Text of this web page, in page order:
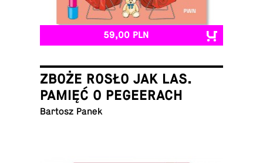
59,00 PLN
ZBOŻE ROSŁO JAK LAS.
PAMIĘĆ O PEGEERACH
Bartosz Panek